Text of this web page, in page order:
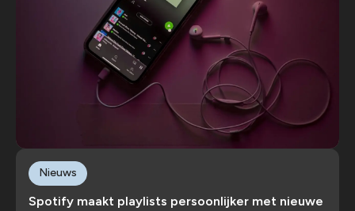
Spotify maakt playlists persoonlijker met nieuwe
Nieuws